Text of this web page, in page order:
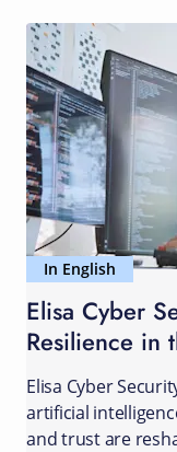
In English
Elisa Cyber
Resilience in
Elisa Cyber
artificial
and trust are